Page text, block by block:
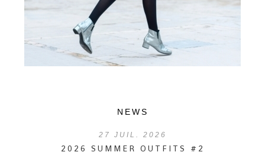
NEWS
27 JUIL. 2026
2026 SUMMER OUTFITS #2